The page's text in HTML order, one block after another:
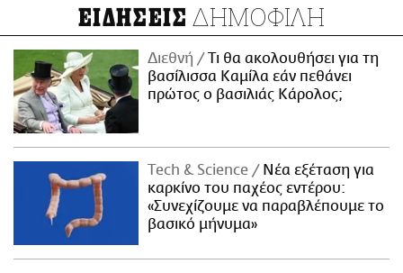
ΕΙΔΗΣΕΙΣ ΔΗΜΟΦΙΛΗ
Διεθνή
Τι θα ακολουθήσει για τη
βασίλισσα Καμίλα εάν πεθάνει
πρώτος ο βασιλιάς Κάρολος;
Τech & Science
Νέα εξέταση για
καρκίνο του παχέος εντέρου:
«Συνεχίζουμε να παραβλέπουμε το
βασικό μήνυμα»